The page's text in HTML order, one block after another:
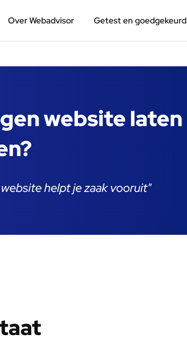
Over Webadvisor Getest en goedgekeurd
website laten
helpt je zaak vooruit"